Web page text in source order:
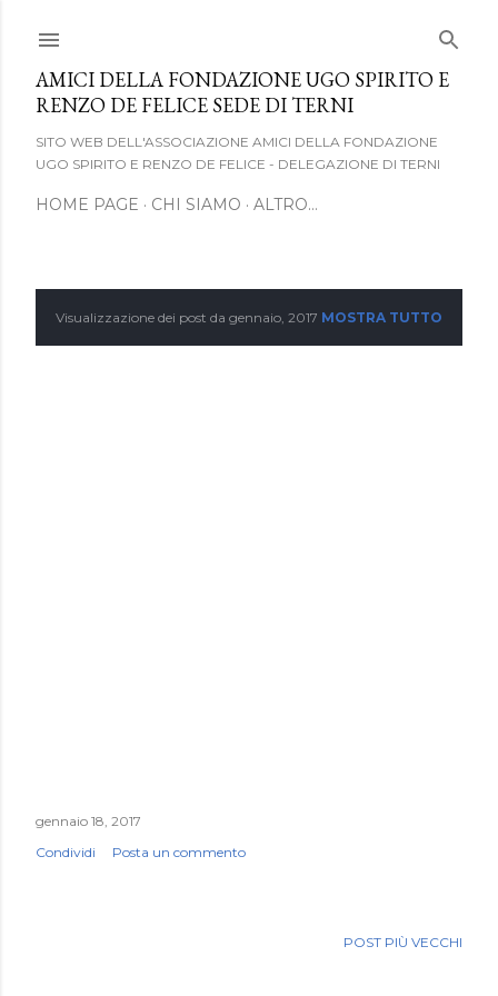
AMICI DELLA FONDAZIONE UGO SPIRITO E
RENZO DE FELICE SEDE DI TERNI
SITO WEB DELL'ASSOCIAZIONE AMICI DELLA FONDAZIONE
UGO SPIRITO E RENZO DE FELICE - DELEGAZIONE DI TERNI
HOME PAGE CHI SIAMO ALTRO…
PVisualizzazione dei post da gennaio, 2017 MOSTRA TUTTO
gennaio 18, 2017
Condividi
Posta un commento
POST PIÙ VECCHI